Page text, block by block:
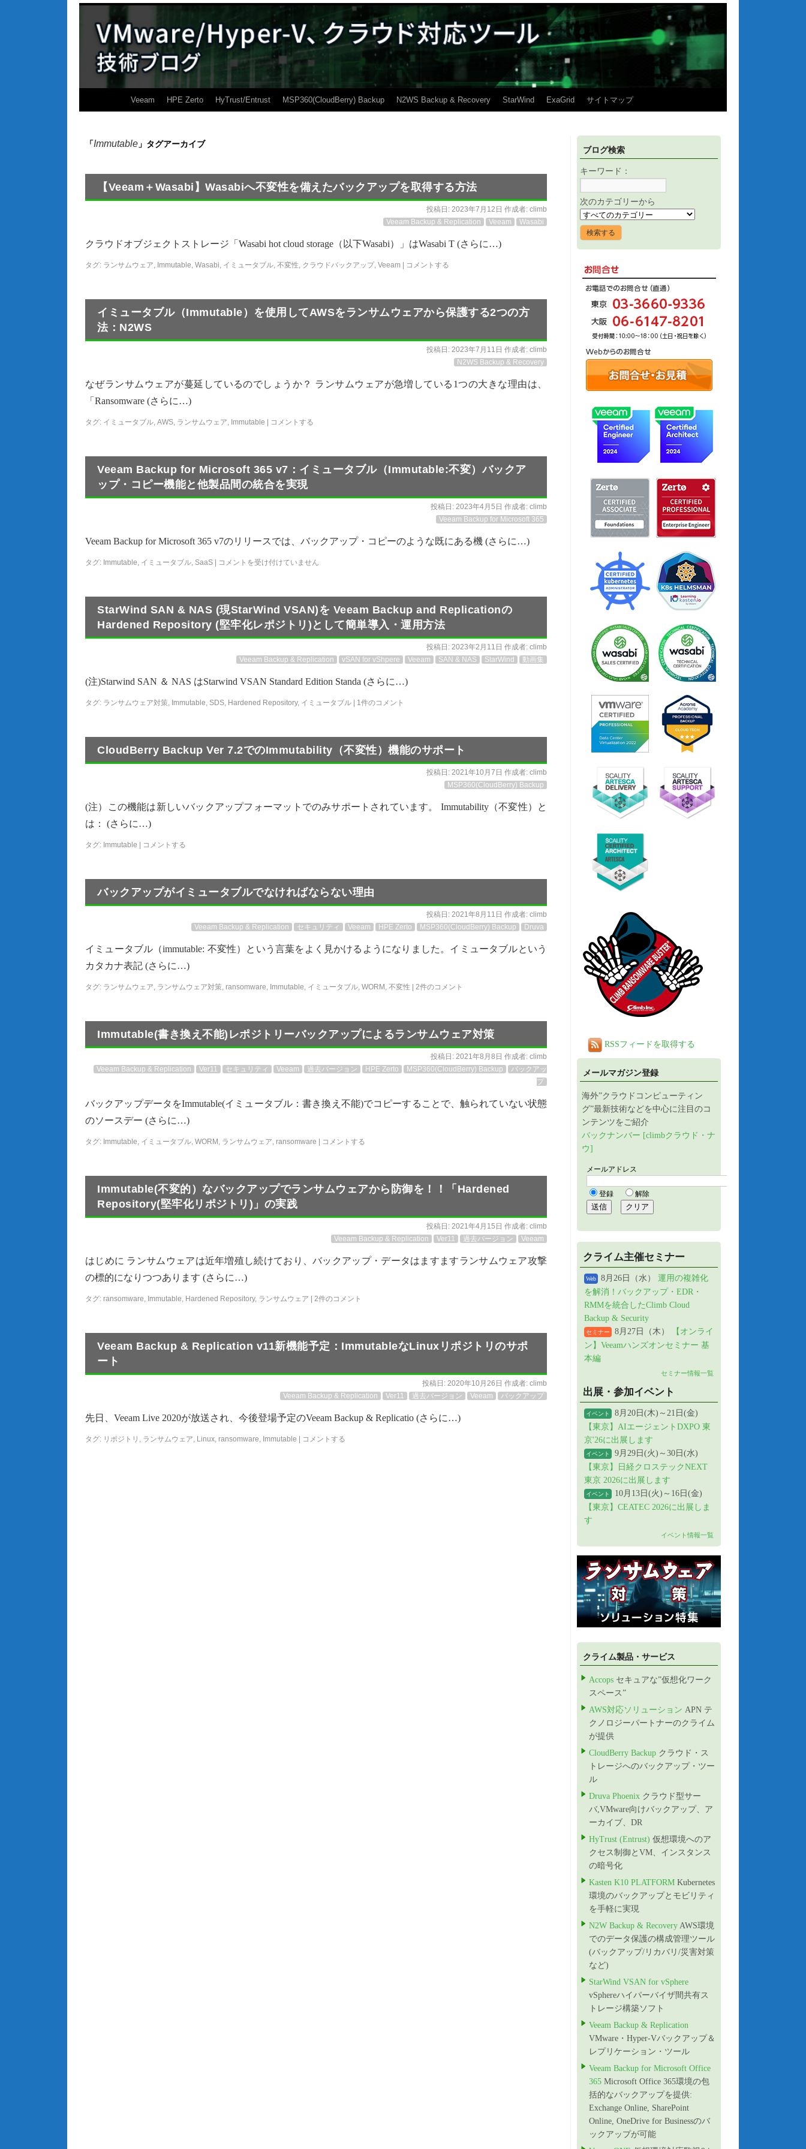
Veeam HPE Zerto HyTrust/Entrust MSP360(CloudBerry) Backup N2WS Backup & Recovery StarWind ExaGrid サイトマップ
「Immutable 」タグアーカイブ
【Veeam＋Wasabi】Wasabiへ不変性を備えたバックアップを取得する方法
投稿日: 2023年7月12日 作成者: climb
Veeam Backup & Replication
Veeam Wasabi
クラウドオブジェクトストレージ「Wasabi hot cloud storage（以下Wasabi）」はWasabi T (さらに…)
タグ: ランサムウェア, Immutable, Wasabi, イミュータブル, 不変性, クラウドバックアップ, Veeam | コメントする
イミュータブル（Immutable）を使用してAWSをランサムウェアから保護する2つの方
法：N2WS
投稿日: 2023年7月11日 作成者: climb
N2WS Backup & Recovery
なぜランサムウェアが蔓延しているのでしょうか？ ランサムウェアが急増している1つの大きな理由は、
「Ransomware (さらに…)
タグ: イミュータブル, AWS, ランサムウェア, Immutable | コメントする
Veeam Backup for Microsoft 365 v7：イミュータブル（Immutable:不変）バックア
ップ・コピー機能と他製品間の統合を実現
投稿日: 2023年4月5日 作成者: climb
Veeam Backup for Microsoft 365
Veeam Backup for Microsoft 365 v7のリリースでは、バックアップ・コピーのような既にある機 (さらに…)
タグ: Immutable, イミュータブル, SaaS | コメントを受け付けていません
StarWind SAN & NAS (現StarWind VSAN)を Veeam Backup and Replicationの
Hardened Repository (堅牢化レポジトリ)として簡単導入・運用方法
投稿日: 2023年2月11日 作成者: climb
Veeam Backup & Replication
vSAN for vShpere Veeam SAN & NAS StarWind 動画集
(注)Starwind SAN ＆ NAS はStarwind VSAN Standard Edition Standa (さらに…)
タグ: ランサムウェア対策, Immutable, SDS, Hardened Repository, イミュータブル | 1件のコメント
CloudBerry Backup Ver 7.2でのImmutability（不変性）機能のサポート
投稿日: 2021年10月7日 作成者: climb
MSP360(CloudBerry) Backup
(注）この機能は新しいバックアップフォーマットでのみサポートされています。 Immutability（不変性）と
は： (さらに…)
タグ: Immutable | コメントする
バックアップがイミュータブルでなければならない理由
投稿日: 2021年8月11日 作成者: climb
Veeam Backup & Replication
セキュリティ Veeam HPE Zerto MSP360(CloudBerry) Backup Druva
イミュータブル（immutable: 不変性）という言葉をよく見かけるようになりました。イミュータブルという
カタカナ表記 (さらに…)
タグ: ランサムウェア, ランサムウェア対策, ransomware, Immutable, イミュータブル, WORM, 不変性 | 2件のコメント
Immutable(書き換え不能)レポジトリーバックアップによるランサムウェア対策
投稿日: 2021年8月8日 作成者: climb
Veeam Backup & Replication
Ver11 セキュリティ Veeam 過去バージョン HPE Zerto MSP360(CloudBerry) Backup
バックアッ
プ
バックアップデータをImmutable(イミュータブル：書き換え不能)でコピーすることで、触られていない状態
のソースデー (さらに…)
タグ: Immutable, イミュータブル, WORM, ランサムウェア, ransomware | コメントする
Immutable(不変的）なバックアップでランサムウェアから防御を！！「Hardened
Repository(堅牢化リポジトリ)」の実践
投稿日: 2021年4月15日 作成者: climb
Veeam Backup & Replication
Ver11 過去バージョン Veeam
はじめに ランサムウェアは近年増殖し続けており、バックアップ・データはますますランサムウェア攻撃
の標的になりつつあります (さらに…)
タグ: ransomware, Immutable, Hardened Repository, ランサムウェア | 2件のコメント
Veeam Backup & Replication v11新機能予定：ImmutableなLinuxリポジトリのサポ
ート
投稿日: 2020年10月26日 作成者: climb
Veeam Backup & Replication
Ver11 過去バージョン Veeam バックアップ
先日、Veeam Live 2020が放送され、今後登場予定のVeeam Backup & Replicatio (さらに…)
タグ: リポジトリ , ランサムウェア, Linux, ransomware, Immutable | コメントする
ブログ検索
キーワード：
次のカテゴリーから
RSSフィードを取得する
メールマガジン登録
海外”クラウドコンピューティン
グ”最新技術などを中心に注目のコ
ンテンツをご紹介
バックナンバー [climbクラウド・ナ
ウ]
クライム主催セミナー
Web 8月26日（水） 運用の複雑化
を解消！バックアップ・EDR・
RMMを統合したClimb Cloud
Backup & Security
セミナー 8月27日（木）
【オンライ
ン】Veeamハンズオンセミナー 基
本編
セミナー情報一覧
出展・参加イベント
イベント
8月20日(木)～21日(金)
【東京】AIエージェントDXPO 東
京'26に出展します
イベント
9月29日(火)～30日(水)
【東京】日経クロステックNEXT
東京 2026に出展します
イベント
10月13日(火)～16日(金)
【東京】CEATEC 2026に出展しま
す
イベント情報一覧
クライム製品・サービス
Accops セキュアな”仮想化ワーク
スペース”
AWS対応ソリューション APN テ
クノロジーパートナーのクライム
が提供
CloudBerry Backup クラウド・ス
トレージへのバックアップ・ツー
ル
Druva Phoenix クラウド型サー
バ,VMware向けバックアップ、ア
ーカイブ、DR
HyTrust (Entrust) 仮想環境へのア
クセス制御とVM、インスタンス
の暗号化
Kasten K10 PLATFORM Kubernetes
環境のバックアップとモビリティ
を手軽に実現
N2W Backup & Recovery AWS環境
でのデータ保護の構成管理ツール
(バックアップ/リカバリ/災害対策
など)
StarWind VSAN for vSphere
vSphereハイパーバイザ間共有ス
トレージ構築ソフト
Veeam Backup & Replication
VMware・Hyper-Vバックアップ＆
レプリケーション・ツール
Veeam Backup for Microsoft Office
365 Microsoft Office 365環境の包
括的なバックアップを提供:
Exchange Online, SharePoint
Online, OneDrive for Businessのバ
ックアップが可能